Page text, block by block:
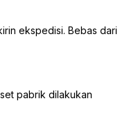
ekspedisi. Bebas dari
pabrik dilakukan